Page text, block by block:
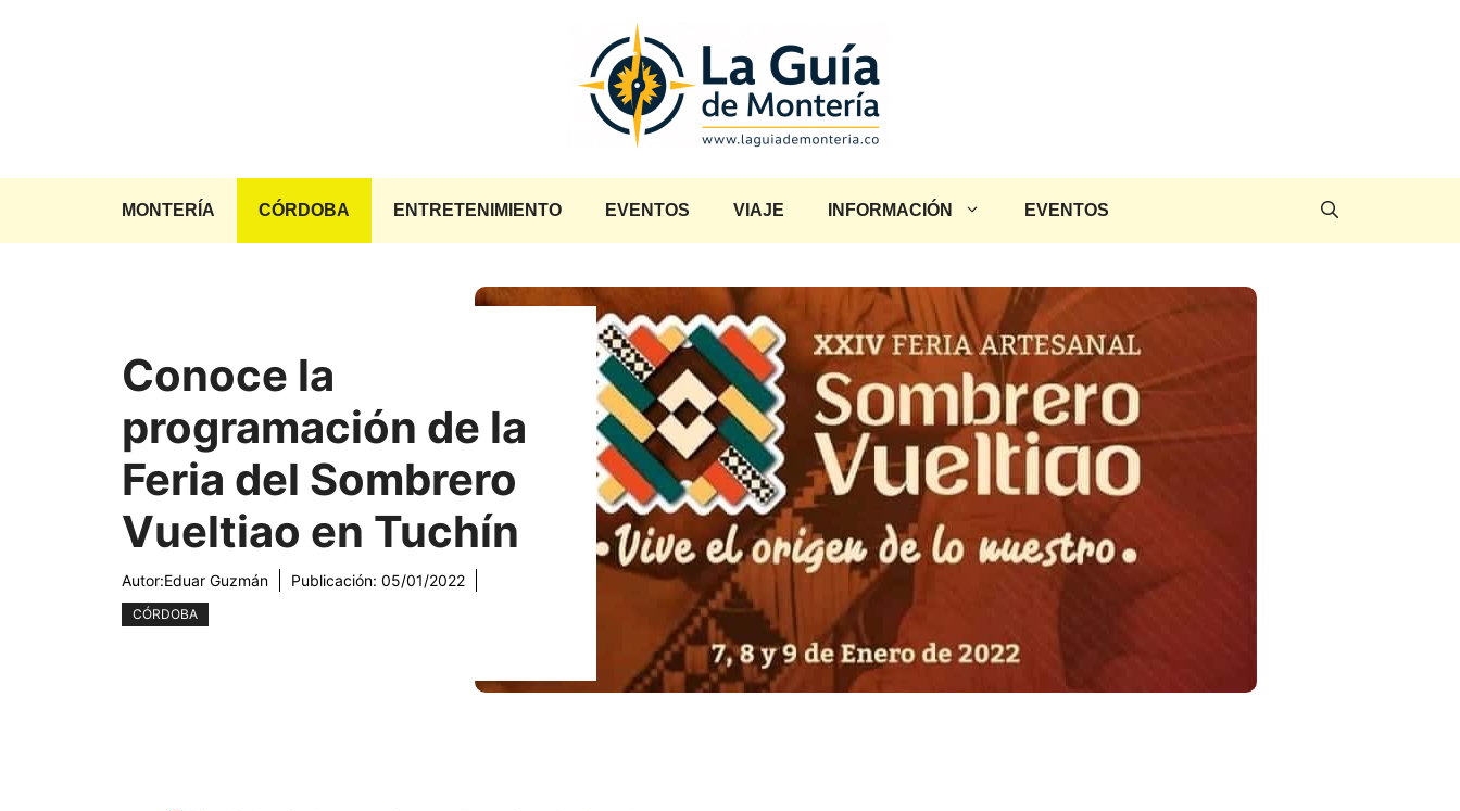
MONTERÍA CÓRDOBA ENTRETENIMIENTO EVENTOS VIAJE INFORMACIÓN EVENTOS
Conoce la
programación de la
Feria del Sombrero
Vueltiao en Tuchín
Autor:Eduar Guzmán Publicación: 05/01/2022
CÓRDOBA